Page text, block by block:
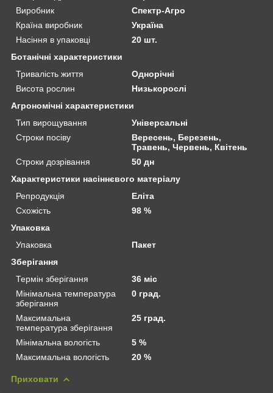
Виробник
Спектр-Агро
Країна виробник
Україна
Насіння в упаковці
20 шт.
Ботанічні характеристики
Тривалість життя
Однорічні
Висота рослин
Низькорослі
Агрономічні характеристики
Тип вирощування
Універсальні
Строки посіву
Вересень, Березень,
Травень, Червень, Квітень
Строки дозрівання
50 дн
Характеристики насіннєвого матеріалу
Репродукція
Еліта
Схожість
98 %
Упаковка
Упаковка
Пакет
Зберігання
Термін зберігання
36 міс
Мінімальна температура
зберігання
0 град.
Максимальна
температура зберігання
25 град.
Мінімальна вологість
5 %
Максимальна вологість
20 %
Приховати